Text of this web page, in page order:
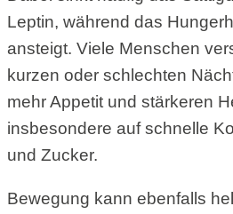
Leptin, während das
ansteigt. Viele Menschen
kurzen oder schlechten
mehr Appetit und stärkeren
insbesondere auf schnelle
und Zucker.
Bewegung kann ebenfalls